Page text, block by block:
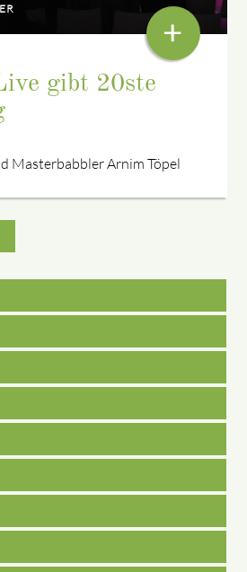
gibt 20ste
Masterbabbler Arnim Töpel
+